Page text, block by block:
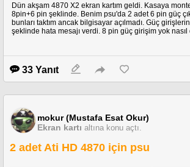
Dün akşam 4870 X2 ekran kartım geldi. Kasaya
8pin+6 pin şeklinde. Benim psu'da 2 adet 6 pin güç
bunları taktım ancak bilgisayar açılmadı. Güç
şeklinde hata mesajı verdi. 8 pin güç girişim yok
33 Yanıt
mokur (Mustafa Esat Okur)
Ekran kartı altına konu açtı.
2 adet Ati HD 4870 için psu